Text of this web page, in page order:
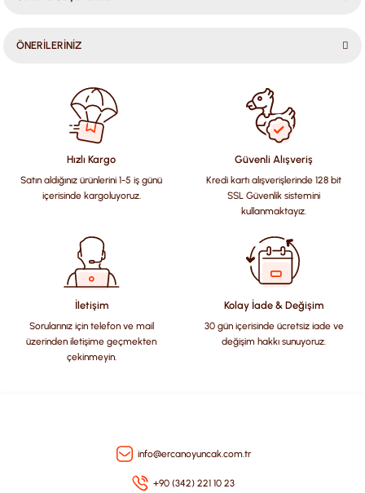
ÖNERİLERİNİZ
konularda yetersiz gördüğünüz noktaları öneri formunu
kullanarak tarafımıza iletebilirsiniz.
Görüş ve önerileriniz için teşekkür ederiz.
Ürün resmi kalitesiz, bozuk veya görüntülenemiyor.
Ürün açıklamasında eksik bilgiler bulunuyor.
Ürün bilgilerinde hatalar bulunuyor.
Ürün fiyatı diğer sitelerden daha pahalı.
Bu ürüne benzer farklı alternatifler olmalı.
Hızlı Kargo
Satın aldığınız ürünlerini 1-5 iş günü
içerisinde kargoluyoruz.
Güvenli Alışveriş
Kredi kartı alışverişlerinde 128 bit
SSL Güvenlik sistemini
kullanmaktayız.
İletişim
Sorularınız için telefon ve mail
üzerinden iletişime geçmekten
çekinmeyin.
Kolay İade & Değişim
30 gün içerisinde ücretsiz iade ve
değişim hakkı sunuyoruz.
info@ercanoyuncak.com.tr
+90 (342) 221 10 23